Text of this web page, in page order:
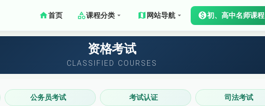
首页 课程分类 网站导航 初、高中名师课程
资格考试
CLASSIFIED COURSES
公务员考试 考试认证 司法考试